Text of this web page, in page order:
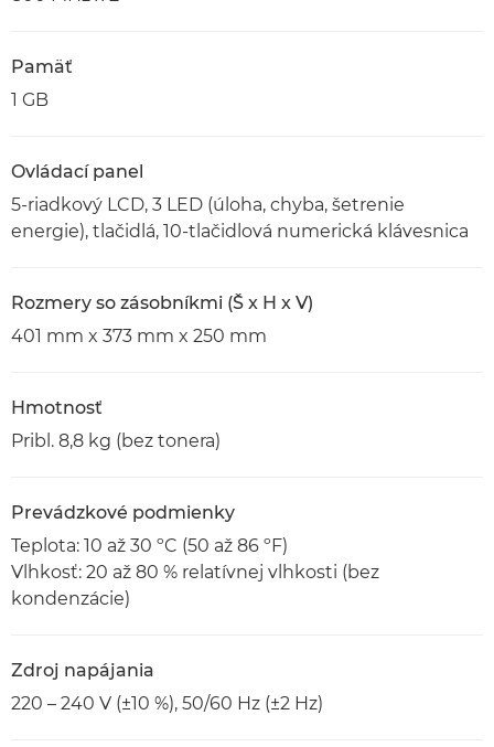
Pamäť
1 GB
Ovládací panel
5-riadkový LCD, 3 LED (úloha, chyba, šetrenie
energie), tlačidlá, 10-tlačidlová numerická klávesnica
Rozmery so zásobníkmi (Š x H x V)
401 mm x 373 mm x 250 mm
Hmotnosť
Pribl. 8,8 kg (bez tonera)
Prevádzkové podmienky
Teplota: 10 až 30 ºC (50 až 86 ºF)
Vlhkosť: 20 až 80 % relatívnej vlhkosti (bez
kondenzácie)
Zdroj napájania
220 – 240 V (±10 %), 50/60 Hz (±2 Hz)